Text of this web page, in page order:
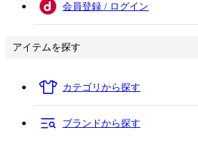
会員登録 / ログイン
アイテムを探す
カテゴリから探す
ブランドから探す